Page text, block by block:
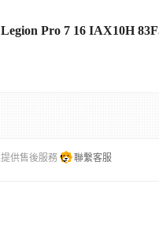
Pro 7 16 IAX10H
供售後服務 聯繫客服